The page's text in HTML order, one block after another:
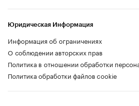
Юридическая Информация
Информация об ограничениях
О соблюдении авторских прав
Политика в отношении обработки
Политика обработки файлов cookie